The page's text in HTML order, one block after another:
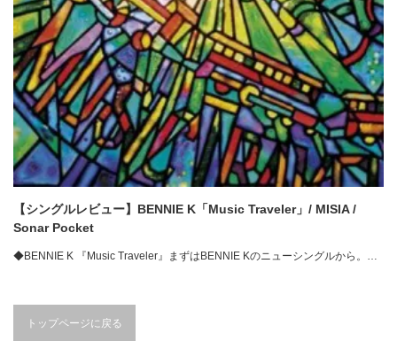
【シングルレビュー】BENNIE K「Music Traveler」/ MISIA /
Sonar Pocket
◆BENNIE K 『Music Traveler』まずはBENNIE Kのニューシングルから。…
トップページに戻る